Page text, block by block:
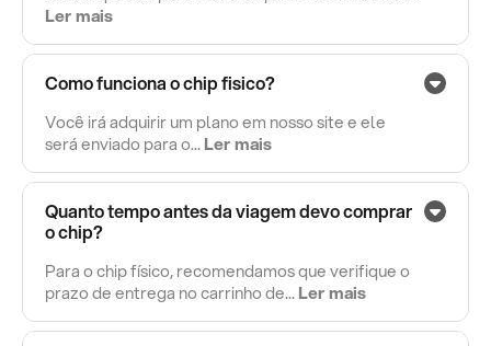
Ler mais
Como funciona o chip fisico?
Você irá adquirir um plano em nosso site e ele
será enviado para o...Ler mais
Quanto tempo antes da viagem devo comprar
o chip?
Para o chip físico, recomendamos que verifique o
prazo de entrega no carrinho de...Ler mais